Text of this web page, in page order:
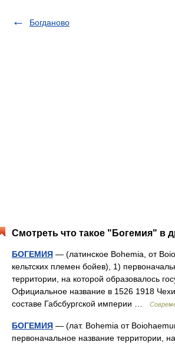
Богданово
Смотреть что такое "Богемия" в
БОГЕМИЯ — (латинское Bohemia, от
кельтских племен бойев), 1)
территории, на которой образовалось
Официальное название в 1526 1918
составе Габсбургской империи …
БОГЕМИЯ — (лат. Bohemia от
первоначальное название территории,